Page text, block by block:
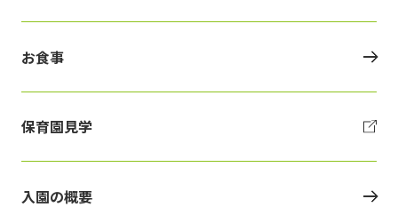
お食事
保育園見学
入園の概要